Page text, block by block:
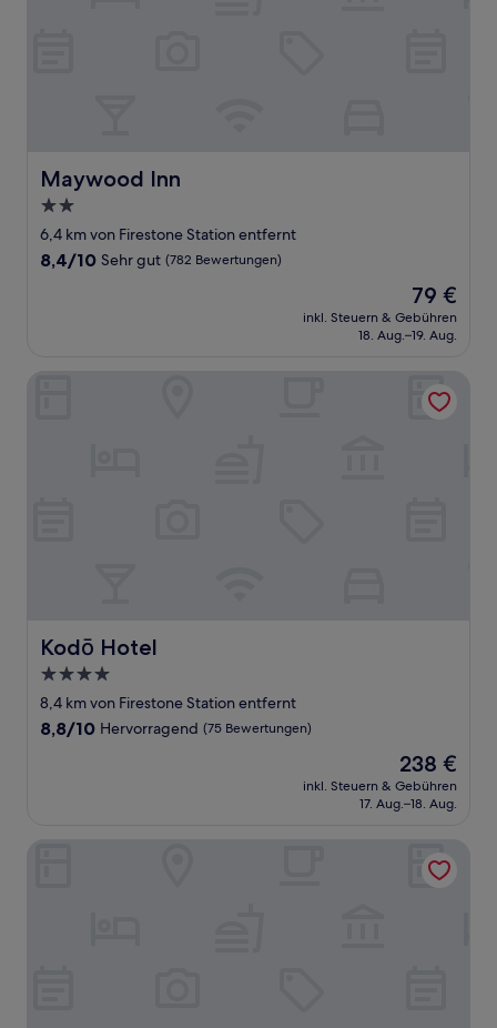
Maywood Inn
Maywood Inn
2.0-
Sterne-
Unterkunft
6,4 km von Firestone Station entfernt
8.4
Bewertungen)
8,4/10 Sehr gut (782 Bewertungen)
Der
Preis
beträgt
79 €
inkl. Steuern & Gebühren
18. Aug.–19. Aug.
Kodō Hotel
Kodō Hotel
4.0-
Sterne-
Unterkunft
8,4 km von Firestone Station entfernt
8.8
8,8/10 Hervorragend (75 Bewertungen)
Der
Preis
beträgt
238 €
inkl. Steuern & Gebühren
17. Aug.–18. Aug.